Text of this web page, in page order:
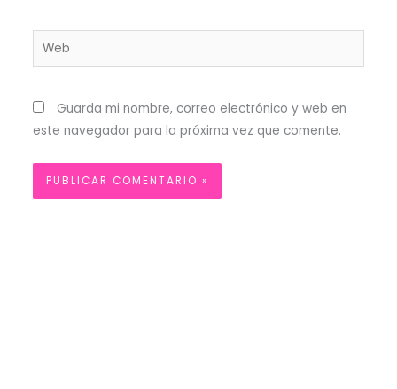
Web
Guarda mi nombre, correo electrónico y web en
este navegador para la próxima vez que comente.